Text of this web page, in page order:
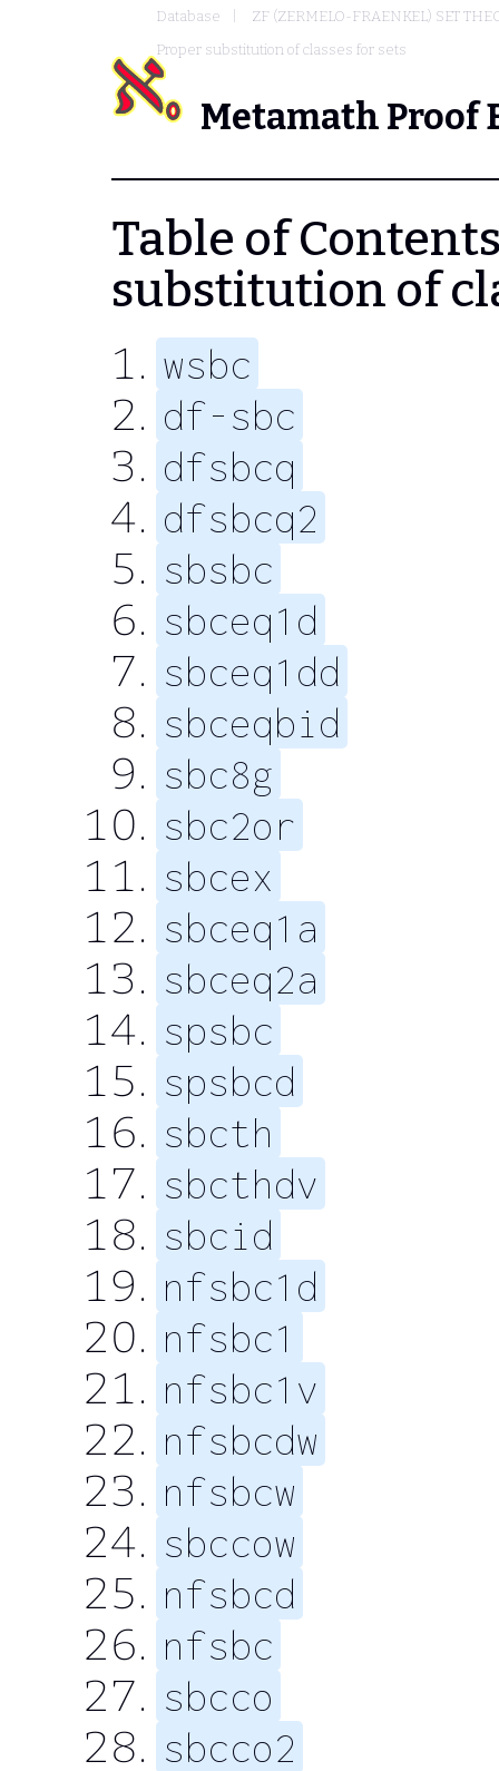
Database
ZF (ZERMELO-FRAENKEL) SET
Proper substitution of classes for sets
Metamath Proof
Table of
substitution of
wsbc
df-sbc
dfsbcq
dfsbcq2
sbsbc
sbceq1d
sbceq1dd
sbceqbid
sbc8g
sbc2or
sbcex
sbceq1a
sbceq2a
spsbc
spsbcd
sbcth
sbcthdv
sbcid
nfsbc1d
nfsbc1
nfsbc1v
nfsbcdw
nfsbcw
sbccow
nfsbcd
nfsbc
sbcco
sbcco2